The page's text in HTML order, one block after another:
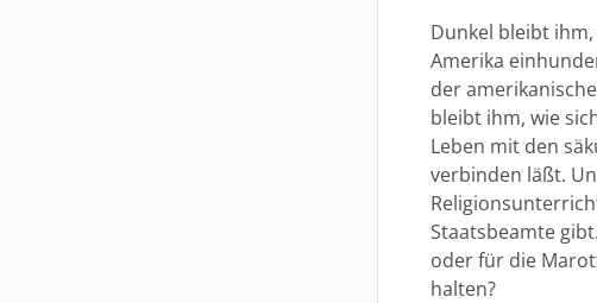
Dunkel bleibt
Amerika
der
bleibt ihm, wie
Leben mit den
verbinden läßt.
Staatsbeamte
oder für die
halten?